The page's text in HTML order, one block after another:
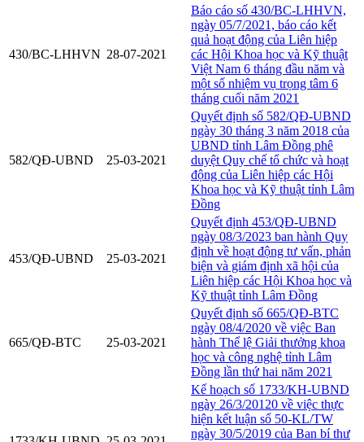
430/BC-LHHVN 28-07-2021
Báo cáo số 430/BC-LHHVN,
ngày 05/7/2021, báo cáo kết
quả hoạt động của Liên hiệp
các Hội Khoa học và Kỹ thuật
Việt Nam 6 tháng đầu năm và
một số nhiệm vụ trọng tâm 6
tháng cuối năm 2021
582/QĐ-UBND 25-03-2021
Quyết định số 582/QĐ-UBND
ngày 30 tháng 3 năm 2018 của
UBND tỉnh Lâm Đồng phê
duyệt Quy chế tổ chức và hoạt
động của Liên hiệp các Hội
Khoa học và Kỹ thuật tỉnh Lâm
Đồng
453/QĐ-UBND 25-03-2021
Quyết định 453/QĐ-UBND
ngày 08/3/2023 ban hành Quy
định về hoạt động tư vấn, phản
biện và giám định xã hội của
Liên hiệp các Hội Khoa học và
Kỹ thuật tỉnh Lâm Đồng
665/QĐ-BTC 25-03-2021
Quyết định số 665/QĐ-BTC
ngày 08/4/2020 về việc Ban
hành Thể lệ Giải thưởng khoa
học và công nghệ tỉnh Lâm
Đồng lần thứ hai năm 2021
Kế hoạch số 1733/KH-UBND
ngày 26/3/20120 về việc thực
hiện kết luận số 50-KL/TW
ngày 30/5/2019 của Ban bí thư